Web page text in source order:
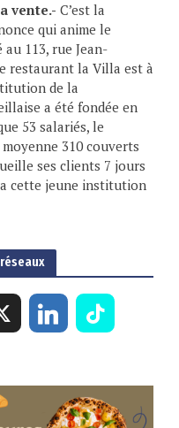
vente.- C’est la
qui anime le
113, rue Jean-
restaurant la Villa est à
de la
a été fondée en
53 salariés, le
310 couverts
ses clients 7 jours
cette jeune institution